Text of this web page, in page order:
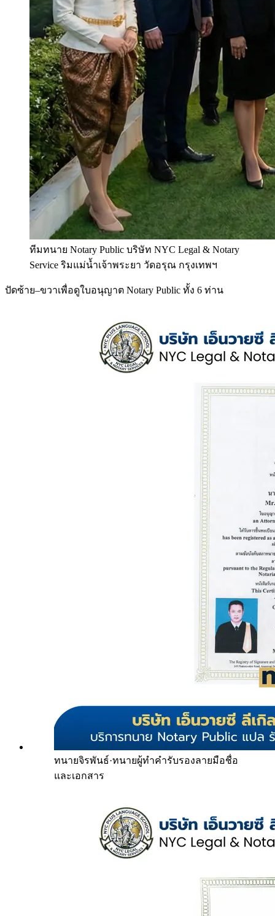
ทีมทนาย Notary Public บริษัท NYC Legal & Notary
Service ริมแม่น้ำเจ้าพระยา วัดอรุณ กรุงเทพฯ
ปัดซ้าย–ขวาเพื่อดูใบอนุญาต Notary Public ทั้ง 6 ท่าน
ทนายจิรพันธ์·ทนายผู้ทำคำรับรองลายมือชื่อ
และเอกสาร